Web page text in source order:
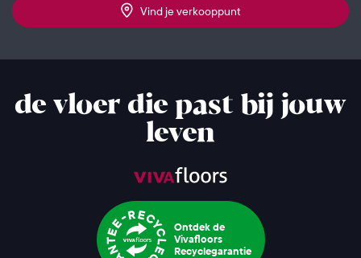
Vind je verkooppunt
de vloer die past bij jouw
leven
Ontdek de
Vivafloors
Recyclegarantie